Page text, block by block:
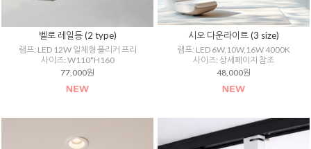
벨로 레일등 (2 type)
램프: LED 12W 일체형 플리커 프리
사이즈: W110*H160
77,000원
시오 다운라이트 (3 size)
램프: LED 6W,10W,16W 4000K
사이즈: 상세페이지 참조
48,000원